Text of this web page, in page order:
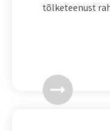
tõlketeenust